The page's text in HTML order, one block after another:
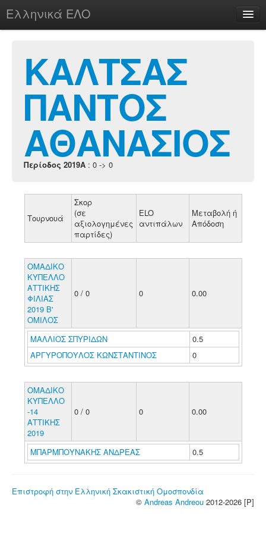
Ελληνικά ΕΛΟ
chesstu.be @ discord
Login
ΚΑΛΤΣΑΣ
ΠΑΝΤΟΣ
ΑΘΑΝΑΣΙΟΣ
Περίοδος 2019A : 0 -> 0
Τουρνουά
Σκορ
(σε
αξιολογημένες
παρτίδες)
ELO
αντιπάλων
Μεταβολή ή
Απόδοση
OMAΔΙΚΟ
ΚΥΠΕΛΛΟ
ΑΤΤΙΚΗΣ
ΦΙΛΙΑΣ
2019 Β'
ΟΜΙΛΟΣ
0 / 0 0 0.00
ΜΑΛΛΙΟΣ ΣΠΥΡΙΔΩΝ
0.5
ΑΡΓΥΡΟΠΟΥΛΟΣ ΚΩΝΣΤΑΝΤΙΝΟΣ
0
ΟΜΑΔΙΚΟ
ΚΥΠΕΛΛΟ
-14
ΑΤΤΙΚΗΣ
2019
0 / 0 0 0.00
ΜΠΑΡΜΠΟΥΝΑΚΗΣ ΑΝΔΡΕΑΣ 0.5
Επιστροφή στην Ελληνική Σκακιστική Ομοσπονδία
© Andreas Andreou 2012-2026 [P]